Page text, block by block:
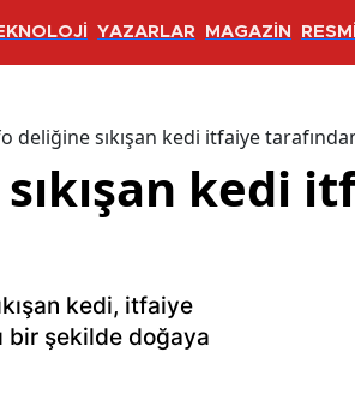
YAZARLAR MAGAZİN
deliğine sıkışan kedi itfaiye
kedi
kedi, itfaiye
bir şekilde doğaya